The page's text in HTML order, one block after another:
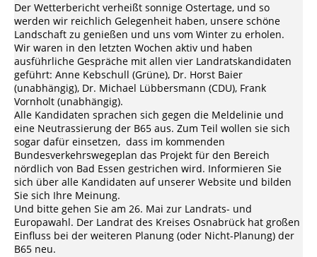
Der Wetterbericht verheißt sonnige Ostertage, und so
werden wir reichlich Gelegenheit haben, unsere schöne
Landschaft zu genießen und uns vom Winter zu erholen.
Wir waren in den letzten Wochen aktiv und haben
ausführliche Gespräche mit allen vier Landratskandidaten
geführt: Anne Kebschull (Grüne), Dr. Horst Baier
(unabhängig), Dr. Michael Lübbersmann (CDU), Frank
Vornholt (unabhängig).
Alle Kandidaten sprachen sich gegen die Meldelinie und
eine Neutrassierung der B65 aus. Zum Teil wollen sie sich
sogar dafür einsetzen, dass im kommenden
Bundesverkehrswegeplan das Projekt für den Bereich
nördlich von Bad Essen gestrichen wird. Informieren Sie
sich über alle Kandidaten auf unserer Website und bilden
Sie sich Ihre Meinung.
Und bitte gehen Sie am 26. Mai zur Landrats- und
Europawahl. Der Landrat des Kreises Osnabrück hat großen
Einfluss bei der weiteren Planung (oder Nicht-Planung) der
B65 neu.